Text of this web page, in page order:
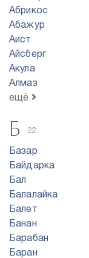
Абрикос
Абажур
Аист
Айсберг
Акула
Алмаз
ещё
Б 22
Базар
Байдарка
Бал
Балалайка
Балет
Банан
Барабан
Баран